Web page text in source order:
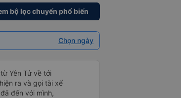
bộ lọc chuyến phổ biến
Chọn ngày
Yên Tử về tới
ra và gọi tài xế
đến với mình,